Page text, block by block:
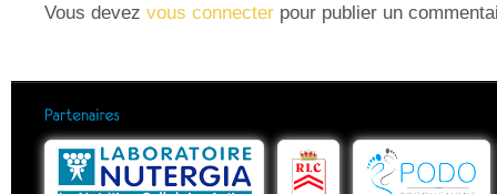
Vous devez vous connecter pour publier un